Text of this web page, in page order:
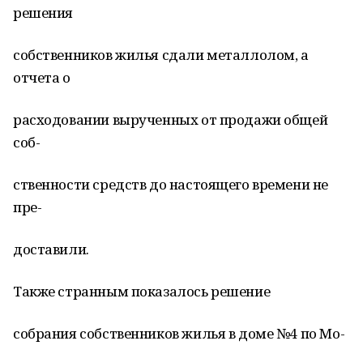
решения
собственников жилья сдали металлолом, а
отчета о
расходовании вырученных от продажи общей
соб-
ственности средств до настоящего времени не
пре-
доставили.
Также странным показалось решение
собрания собственников жилья в доме №4 по Мо-